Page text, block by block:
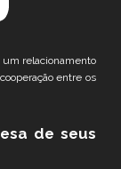
um relacionamento
entre os
de seus